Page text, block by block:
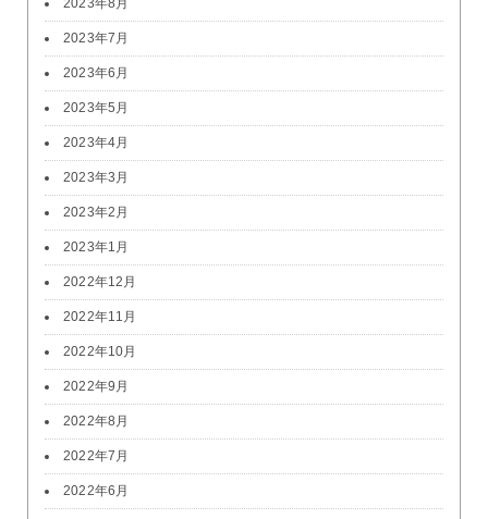
2023年7月
2023年6月
2023年5月
2023年4月
2023年3月
2023年2月
2023年1月
2022年12月
2022年11月
2022年10月
2022年9月
2022年8月
2022年7月
2022年6月